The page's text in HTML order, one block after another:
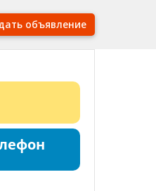
объявление